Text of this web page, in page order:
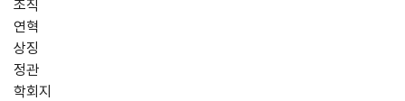
조직
연혁
상징
정관
학회지